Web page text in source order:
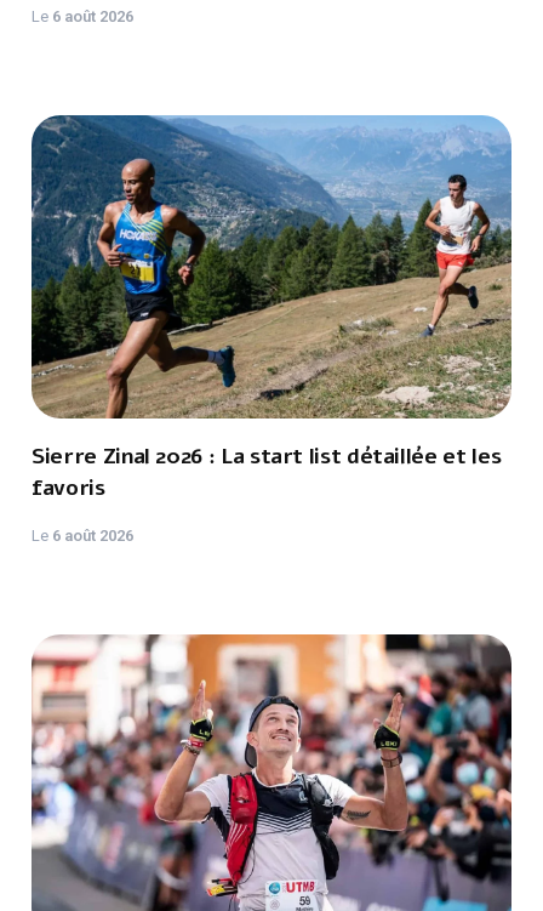
Le 6 août 2026
Sierre Zinal 2026 : La start list détaillée et les
favoris
Le 6 août 2026